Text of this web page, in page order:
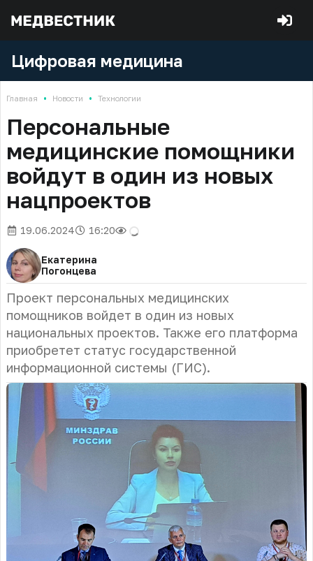
Цифровая медицина
Главная • Новости • Технологии
Персональные
медицинские помощники
войдут в один из новых
нацпроектов
19.06.2024 16:20
Екатерина
Погонцева
Проект персональных медицинских
помощников войдет в один из новых
национальных проектов. Также его платформа
приобретет статус государственной
информационной системы (ГИС).